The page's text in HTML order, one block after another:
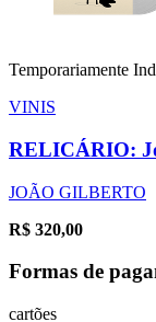
Temporariamente
VINIS
RELICÁRIO:
JOÃO GILBERTO
R$ 320,00
Formas de
cartões